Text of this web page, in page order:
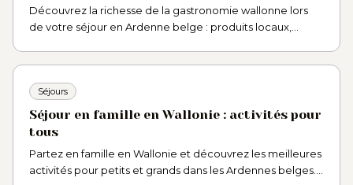
Découvrez la richesse de la gastronomie wallonne lors
de votre séjour en Ardenne belge : produits locaux,
Séjours
Séjour en famille en Wallonie : activités pour
tous
Partez en famille en Wallonie et découvrez les meilleures
activités pour petits et grands dans les Ardennes belges.